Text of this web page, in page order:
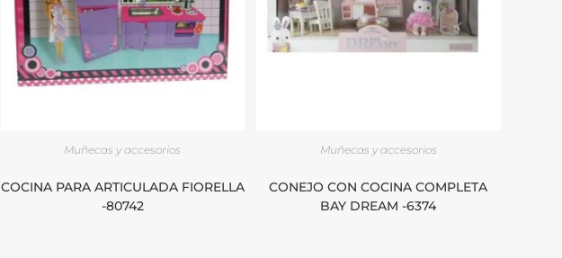
Muñecas y accesorios
COCINA PARA ARTICULADA FIORELLA
-80742
Muñecas y accesorios
CONEJO CON COCINA COMPLETA
BAY DREAM -6374